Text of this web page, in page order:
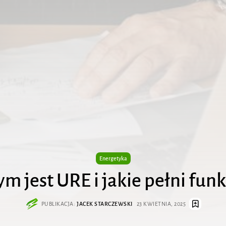
Energetyka
jest URE i jakie pełni
PUBLIKACJA: JACEK STARCZEWSKI 23 KWIETNIA, 2025